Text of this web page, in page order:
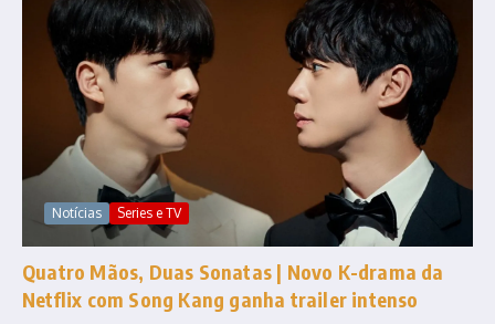
Notícias Series e TV
Quatro Mãos, Duas Sonatas | Novo K-drama da
Netflix com Song Kang ganha trailer intenso